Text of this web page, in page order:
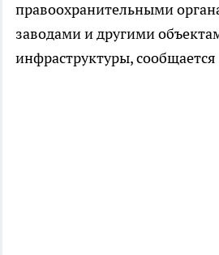
правоохранительными
заводами и другими
инфраструктуры, сообщается